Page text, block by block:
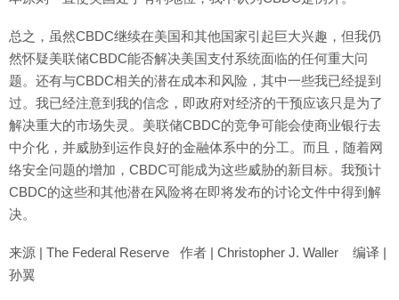
总之，虽然CBDC继续在美国和其他国家引起巨大兴趣，但我仍
然怀疑美联储CBDC能否解决美国支付系统面临的任何重大问
题。还有与CBDC相关的潜在成本和风险，其中一些我已经提到
过。我已经注意到我的信念，即政府对经济的干预应该只是为了
解决重大的市场失灵。美联储CBDC的竞争可能会使商业银行去
中介化，并威胁到运作良好的金融体系中的分工。而且，随着网
络安全问题的增加，CBDC可能成为这些威胁的新目标。我预计
CBDC的这些和其他潜在风险将在即将发布的讨论文件中得到解
决。
来源 | The Federal Reserve 作者 | Christopher J. Waller 编译 |
孙翼